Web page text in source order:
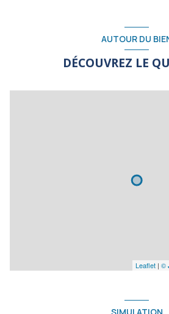
AUTOUR DU
DÉCOUVREZ LE
Leaflet | ©